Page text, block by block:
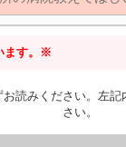
ます。※
お読みください。左
さい。